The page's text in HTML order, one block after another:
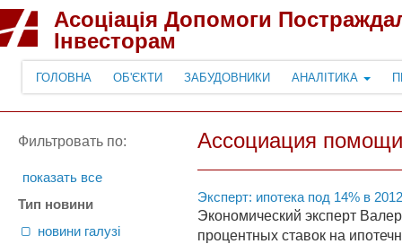
Асоціація Допомоги
Інвесторам
ГОЛОВНА ОБ'ЄКТИ ЗАБУДОВНИКИ АНАЛІТИКА
Фильтровать по:
показать все
Тип новини
новини галузі
Ассоциация
Эксперт: ипотека под 14% в
Экономический эксперт
процентных ставок на